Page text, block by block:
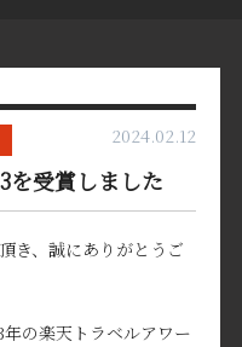
2024.02.12
を受賞しました
き、誠にありがとうご
の楽天トラベルアワー